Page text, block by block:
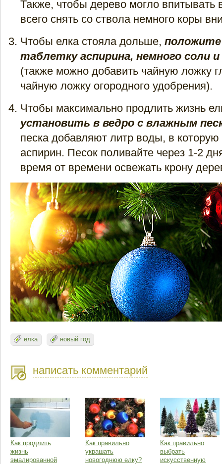
Также, чтобы дерево могло впитывать
всего снять со ствола немного коры
Чтобы елка стояла дольше, положите
таблетку аспирина, немного соли и
(также можно добавить чайную ложку
чайную ложку огородного удобрения).
Чтобы максимально продлить жизнь
установить в ведро с влажным
песка добавляют литр воды, в
аспирин. Песок поливайте через 1-2
время от времени освежать крону
елка новый год
написать комментарий
Как продлить
жизнь
эмалированной
Как правильно
украшать
новогоднюю елку?
Как правильно
выбрать
искусственную